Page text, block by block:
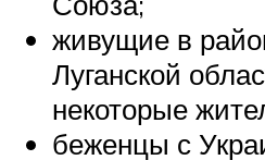
живущие в
Луганской
некоторые
беженцы с